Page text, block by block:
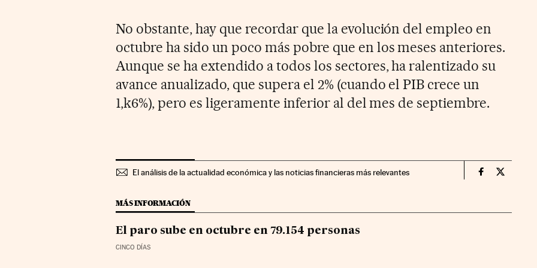
No obstante, hay que recordar que la evolución del empleo en
octubre ha sido un poco más pobre que en los meses anteriores.
Aunque se ha extendido a todos los sectores, ha ralentizado su
avance anualizado, que supera el 2% (cuando el PIB crece un
1,k6%), pero es ligeramente inferior al del mes de septiembre.
El análisis de la actualidad económica y las noticias financieras más relevantes Economia
MÁS INFORMACIÓN
El paro sube en octubre en 79.154 personas
CINCO DÍAS